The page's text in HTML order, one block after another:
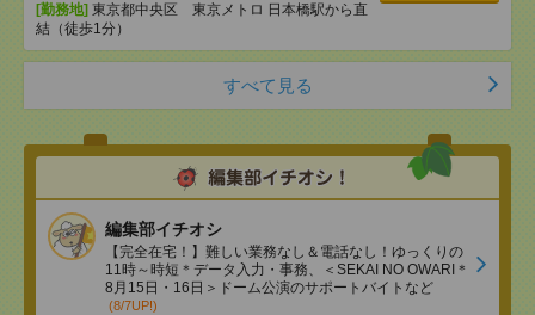
[勤務地] 東京都中央区 東京メトロ 日本橋駅から直
結（徒歩1分）
すべて見る
編集部イチオシ
【完全在宅！】難しい業務なし＆電話なし！ゆっくりの
11時～時短＊データ入力・事務、＜SEKAI NO OWARI＊
8月15日・16日＞ドーム公演のサポートバイトなど
(8/7UP!)